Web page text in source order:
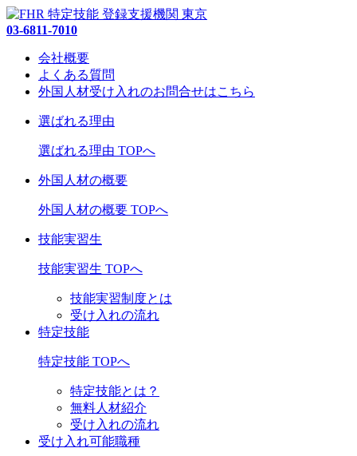
03-6811-7010
会社概要
よくある質問
外国人材受け入れのお問合せはこちら
選ばれる理由
選ばれる理由 TOPへ
外国人材の概要
外国人材の概要 TOPへ
技能実習生
技能実習生 TOPへ
技能実習制度とは
受け入れの流れ
特定技能
特定技能 TOPへ
特定技能とは？
無料人材紹介
受け入れの流れ
受け入れ可能職種